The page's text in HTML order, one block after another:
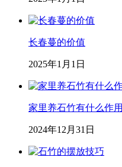
长春蔓的价值
2025年1月1日
家里养石竹有什么作用
2024年12月31日